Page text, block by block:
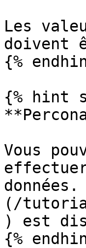
Les
doivent
{%
{% hint
Vous
(/
) est
{%